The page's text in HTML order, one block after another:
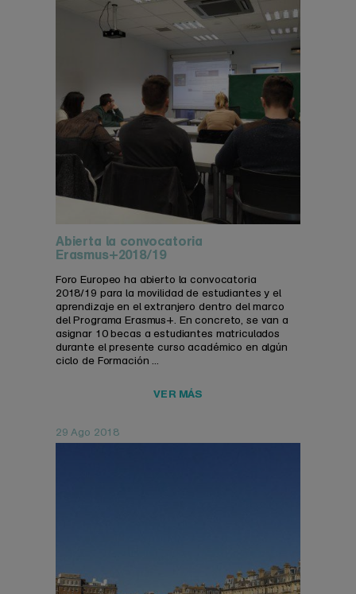
Abierta la convocatoria
Erasmus+2018/19
Foro Europeo ha abierto la convocatoria
2018/19 para la movilidad de estudiantes y el
aprendizaje en el extranjero dentro del marco
del Programa Erasmus+. En concreto, se van a
asignar 10 becas a estudiantes matriculados
durante el presente curso académico en algún
ciclo de Formación ...
VER MÁS
29 Ago 2018